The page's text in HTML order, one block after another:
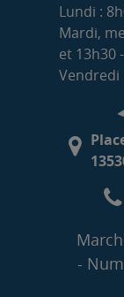
Lundi :
Mardi,
et 13h30
Vendredi